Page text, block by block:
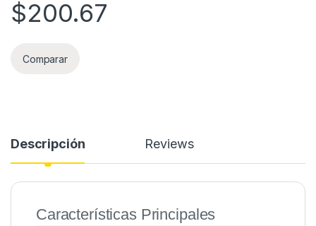
$200.67
Comparar
Descripción Reviews
Características Principales